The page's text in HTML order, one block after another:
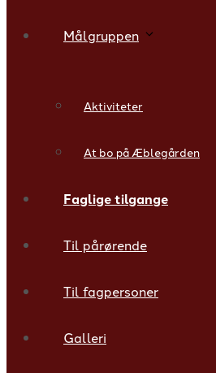
Målgruppen
Aktiviteter
At bo på Æblegården
Faglige tilgange
Til pårørende
Til fagpersoner
Galleri